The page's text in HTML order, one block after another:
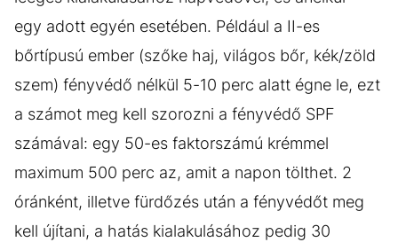
egy adott egyén esetében. Például a II-es
bőrtípusú ember (szőke haj, világos bőr, kék/zöld
szem) fényvédő nélkül 5-10 perc alatt égne le, ezt
a számot meg kell szorozni a fényvédő SPF
számával: egy 50-es faktorszámú krémmel
maximum 500 perc az, amit a napon tölthet. 2
óránként, illetve fürdőzés után a fényvédőt meg
kell újítani, a hatás kialakulásához pedig 30